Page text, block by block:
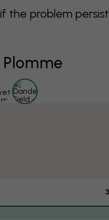
the problem